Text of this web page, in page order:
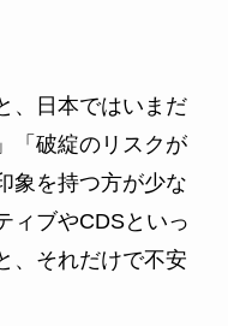
、日本ではいまだ
「破綻のリスクが
象を持つ方が少な
ィブやCDSといっ
、それだけで不安